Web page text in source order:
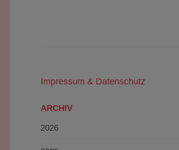
Impressum & Datenschutz
ARCHIV
2026